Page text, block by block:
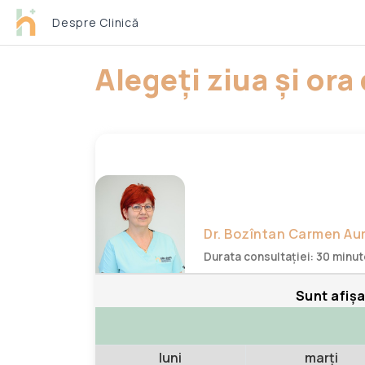
Despre Clinică
Alegeți ziua și
Dr. Bozîntan Carmen
Durata consultației: 30
Sunt
luni marți